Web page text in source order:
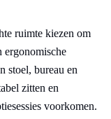
ruimte kiezen om
ergonomische
stoel, bureau en
zitten en
voorkomen.